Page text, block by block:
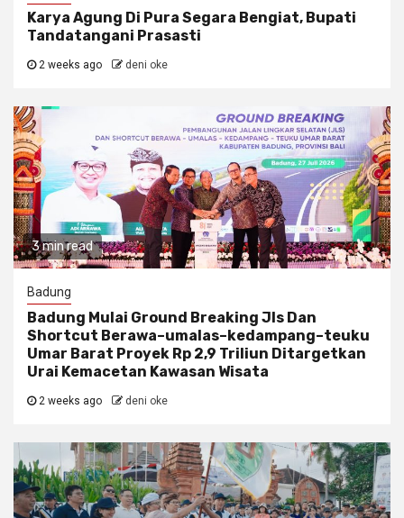
Karya Agung Di Pura Segara Bengiat, Bupati
Tandatangani Prasasti
2 weeks ago deni oke
3 min read
Badung
Badung Mulai Ground Breaking Jls Dan
Shortcut Berawa–umalas–kedampang–teuku
Umar Barat Proyek Rp 2,9 Triliun Ditargetkan
Urai Kemacetan Kawasan Wisata
2 weeks ago deni oke